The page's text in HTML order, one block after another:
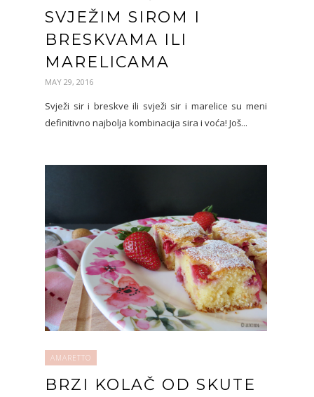
SVJEŽIM SIROM I
BRESKVAMA ILI
MARELICAMA
MAY 29, 2016
Svježi sir i breskve ili svježi sir i marelice su meni
definitivno najbolja kombinacija sira i voća! Još...
AMARETTO
BRZI KOLAČ OD SKUTE